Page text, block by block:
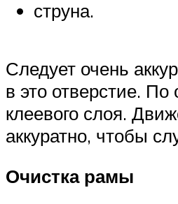
струна.
Следует очень
в это отверстие.
клеевого слоя.
аккуратно, чтобы
Очистка рамы